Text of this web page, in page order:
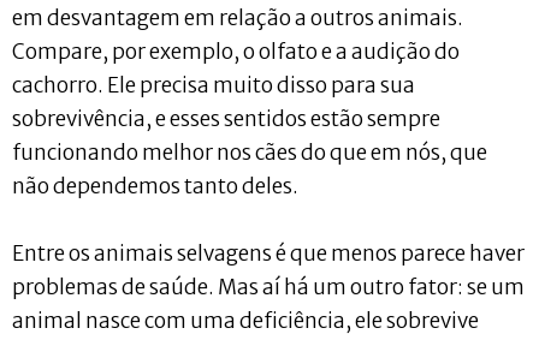
em desvantagem em relação a outros animais.
Compare, por exemplo, o olfato e a audição do
cachorro. Ele precisa muito disso para sua
sobrevivência, e esses sentidos estão sempre
funcionando melhor nos cães do que em nós, que
não dependemos tanto deles.
Entre os animais selvagens é que menos parece haver
problemas de saúde. Mas aí há um outro fator: se um
animal nasce com uma deficiência, ele sobrevive